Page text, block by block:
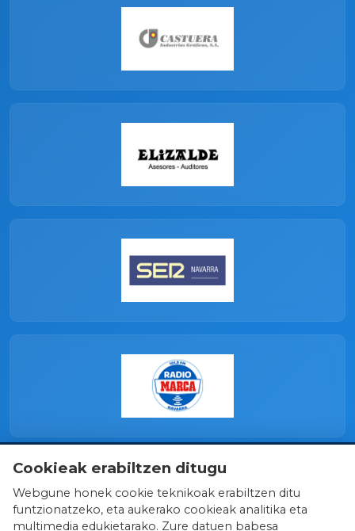
Cookieak erabiltzen ditugu
Webgune honek cookie teknikoak erabiltzen ditu
funtzionatzeko, eta aukerako cookieak analitika eta
multimedia edukietarako. Zure datuen babesa